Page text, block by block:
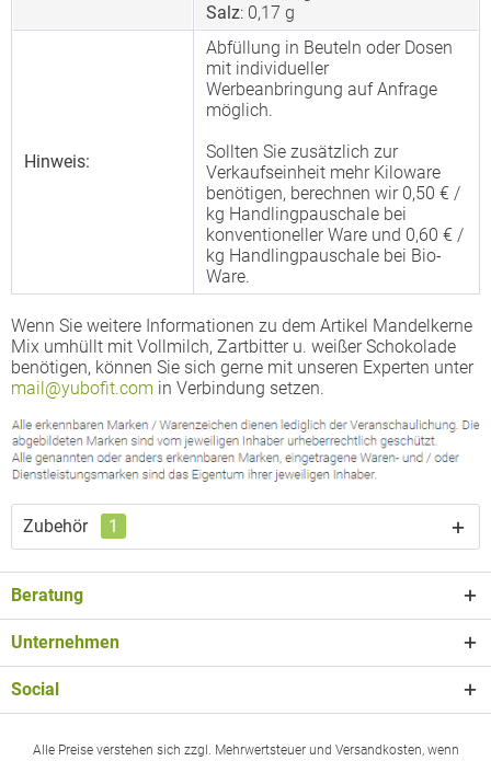
Salz: 0,17 g
Hinweis:
Abfüllung in Beuteln oder Dosen
mit individueller
Werbeanbringung auf Anfrage
möglich.
Sollten Sie zusätzlich zur
Verkaufseinheit mehr Kiloware
benötigen, berechnen wir 0,50 € /
kg Handlingpauschale bei
konventioneller Ware und 0,60 € /
kg Handlingpauschale bei Bio-
Ware.
Wenn Sie weitere Informationen zu dem Artikel Mandelkerne
Mix umhüllt mit Vollmilch, Zartbitter u. weißer Schokolade
benötigen, können Sie sich gerne mit unseren Experten unter
mail@yubofit.com in Verbindung setzen.
Zubehör 1
Beratung
Unternehmen
Social
Alle Preise verstehen sich zzgl. Mehrwertsteuer und Versandkosten, wenn